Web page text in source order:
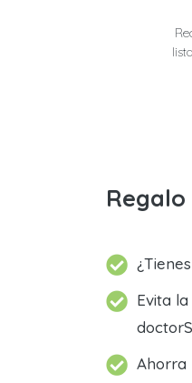
Evita
Ahorra